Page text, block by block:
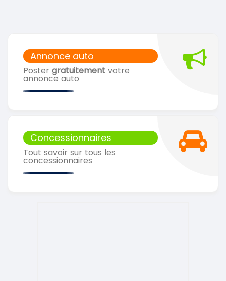
Annonce auto
Poster gratuitement votre
annonce auto
Concessionnaires
Tout savoir sur tous les
concessionnaires